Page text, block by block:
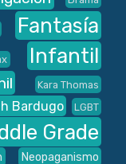
Fantasía
Infantil
Kara Thomas
Bardugo LGBT
Grade
Neopaganismo